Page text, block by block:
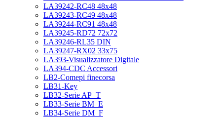
LA39242-RC48 48x48
LA39243-RC49 48x48
LA39244-RC91 48x48
LA39245-RD72 72x72
LA39246-RL35 DIN
LA39247-RX02 33x75
LA393-Visualizzatore Digitale
LA394-CDC Accessori
LB2-Comepi finecorsa
LB31-Key
LB32-Serie AP_T
LB33-Serie BM_E
LB34-Serie DM_F